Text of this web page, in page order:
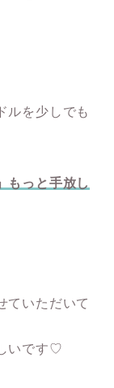
ルを少しでも
もっと手放し
ていただいて
いです♡